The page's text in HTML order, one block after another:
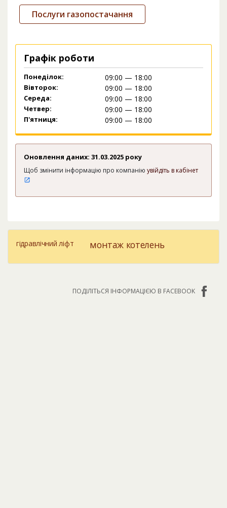
Послуги газопостачання
Графік роботи
Понеділок: 09:00 — 18:00
Вівторок: 09:00 — 18:00
Середа: 09:00 — 18:00
Четвер: 09:00 — 18:00
П'ятниця: 09:00 — 18:00
Оновлення даних: 31.03.2025 року
Щоб змінити інформацію про компанію увійдіть в кабінет
гідравлічний ліфт монтаж котелень
ПОДІЛІТЬСЯ ІНФОРМАЦІЄЮ В FACEBOOK